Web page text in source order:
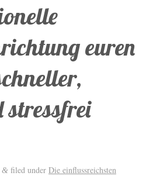
euren
stressfrei
&filed under Die einflussreichsten